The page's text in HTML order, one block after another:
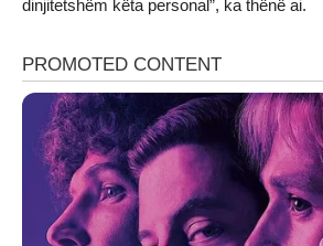
dinjitetshëm këta personal”, ka thënë ai.